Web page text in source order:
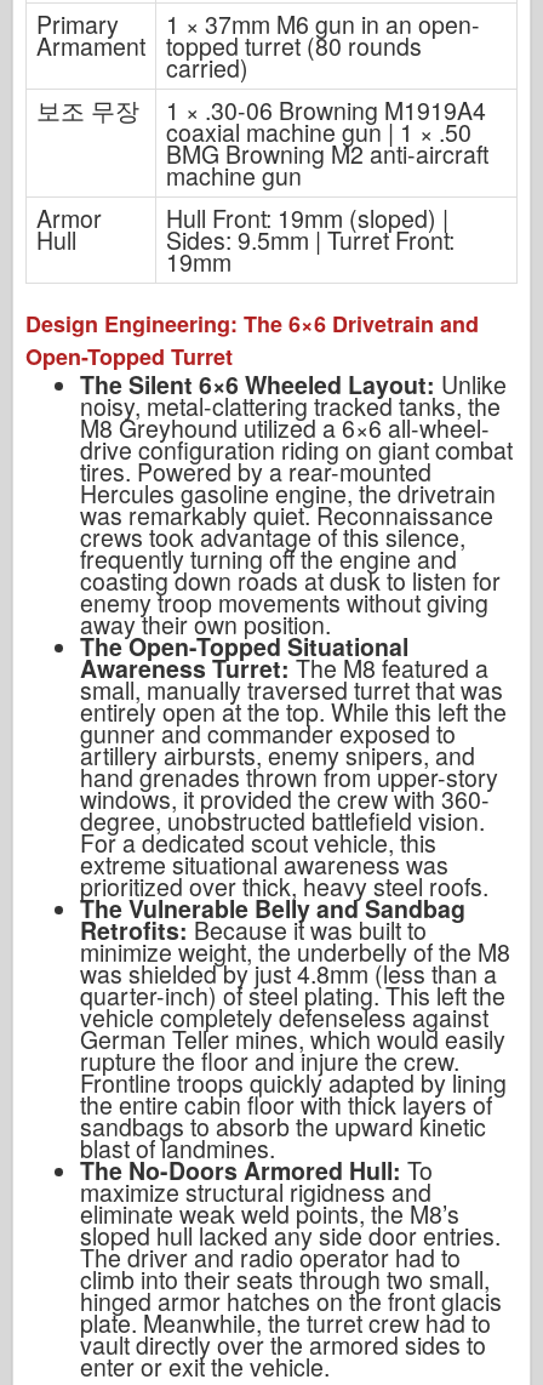
Primary
Armament
1 × 37mm M6 gun in an open-
topped turret (80 rounds
carried)
보조 무장
1 × .30-06 Browning M1919A4
coaxial machine gun | 1 × .50
BMG Browning M2 anti-aircraft
machine gun
Armor
Hull
Hull Front: 19mm (sloped) |
Sides: 9.5mm | Turret Front:
19mm
Design Engineering: The 6×6 Drivetrain and
Open-Topped Turret
The Silent 6×6 Wheeled Layout: Unlike
noisy, metal-clattering tracked tanks, the
M8 Greyhound utilized a 6×6 all-wheel-
drive configuration riding on giant combat
tires. Powered by a rear-mounted
Hercules gasoline engine, the drivetrain
was remarkably quiet. Reconnaissance
crews took advantage of this silence,
frequently turning off the engine and
coasting down roads at dusk to listen for
enemy troop movements without giving
away their own position.
The Open-Topped Situational
Awareness Turret: The M8 featured a
small, manually traversed turret that was
entirely open at the top. While this left the
gunner and commander exposed to
artillery airbursts, enemy snipers, and
hand grenades thrown from upper-story
windows, it provided the crew with 360-
degree, unobstructed battlefield vision.
For a dedicated scout vehicle, this
extreme situational awareness was
prioritized over thick, heavy steel roofs.
The Vulnerable Belly and Sandbag
Retrofits: Because it was built to
minimize weight, the underbelly of the M8
was shielded by just 4.8mm (less than a
quarter-inch) of steel plating. This left the
vehicle completely defenseless against
German Teller mines, which would easily
rupture the floor and injure the crew.
Frontline troops quickly adapted by lining
the entire cabin floor with thick layers of
sandbags to absorb the upward kinetic
blast of landmines.
The No-Doors Armored Hull: To
maximize structural rigidness and
eliminate weak weld points, the M8’s
sloped hull lacked any side door entries.
The driver and radio operator had to
climb into their seats through two small,
hinged armor hatches on the front glacis
plate. Meanwhile, the turret crew had to
vault directly over the armored sides to
enter or exit the vehicle.